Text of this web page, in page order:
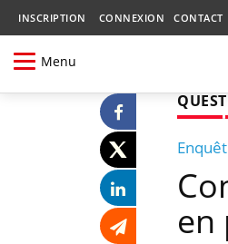
INSCRIPTION CONNEXION CONTACT
Menu
en